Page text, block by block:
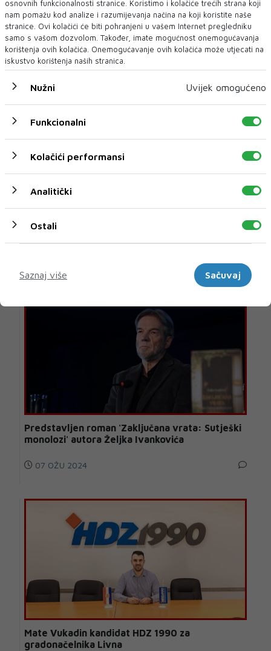
U novom broju pročitajte
Predstavljen roman 'Zaključana vrata: Sutješki
monolozi' autora Željka Ivankovića
07 OŽU 2024
Mate Vukadin kandidat HDZ 1990 za
gradonačelnika Livna
osnovnih funkcionalnosti stranice. Koristimo i kolačiće trećih strana koji
nam pomažu kod analize i razumijevanja načina na koji koristite naše
stranice. Ovi kolačići će biti pohranjeni u vašem Internet pregledniku
samo s vašom dozvolom. Također, imate mogućnost onemogućavanja
korištenja ovih kolačića. Onemogućavanje ovih kolačića može utjecati na
iskustvo korištenja naših stranica.
Nužni Uvijek omogućeno
Funkcionalni
Kolačići performansi
Analitički
Ostali
Saznaj više
Sačuvaj